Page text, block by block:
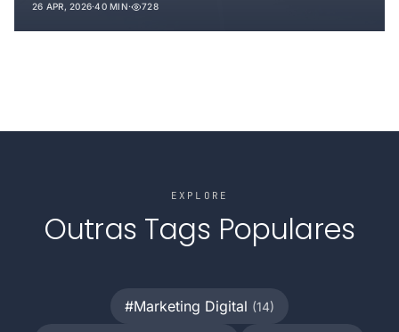
26 APR, 2026·40 MIN· 728
EXPLORE
Outras Tags Populares
#Marketing Digital (14)